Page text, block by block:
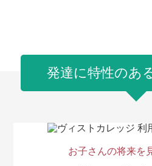
発達に特性のあ
お子さんの将来を